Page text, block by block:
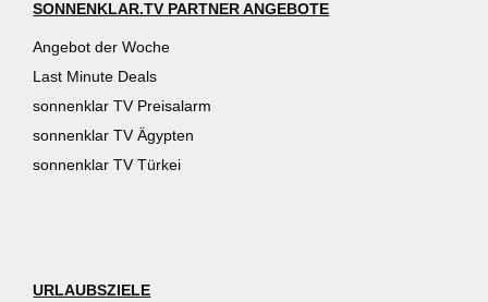
SONNENKLAR.TV PARTNER ANGEBOTE
Angebot der Woche
Last Minute Deals
sonnenklar TV Preisalarm
sonnenklar TV Ägypten
sonnenklar TV Türkei
URLAUBSZIELE